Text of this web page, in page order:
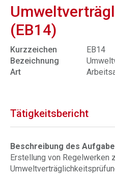
(EB14)
Kurzzeichen
EB14
Bezeichnung
Art
Tätigkeitsbericht
Beschreibung des
Erstellung von Regelwerken